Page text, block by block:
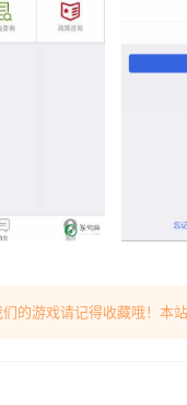
们的游戏请记得收藏哦！